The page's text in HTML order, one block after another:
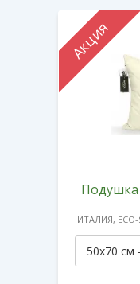
Акция
Подушка
ИТАЛИЯ,